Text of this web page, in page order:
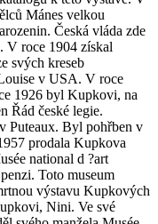
Mánes velkou
Česká vláda zde
V roce 1904 získal
svých kreseb
v USA. V roce
1926 byl Kupkovi, na
Řád české legie.
Puteaux. Byl pohřben v
prodala Kupkova
national d ?art
Toto museum
výstavu Kupkových
Nini. Ve své